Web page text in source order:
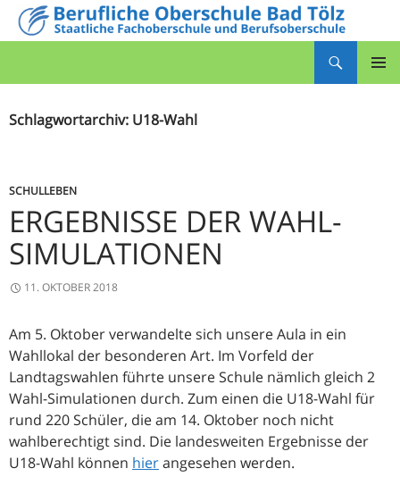
Zum
Inhalt
Schlagwortarchiv: U18-Wahl
SCHULLEBEN
ERGEBNISSE DER WAHL-
SIMULATIONEN
11. OKTOBER 2018
Am 5. Oktober verwandelte sich unsere Aula in ein
Wahllokal der besonderen Art. Im Vorfeld der
Landtagswahlen führte unsere Schule nämlich gleich 2
Wahl-Simulationen durch. Zum einen die U18-Wahl für
rund 220 Schüler, die am 14. Oktober noch nicht
wahlberechtigt sind. Die landesweiten Ergebnisse der
U18-Wahl können hierangesehen werden.